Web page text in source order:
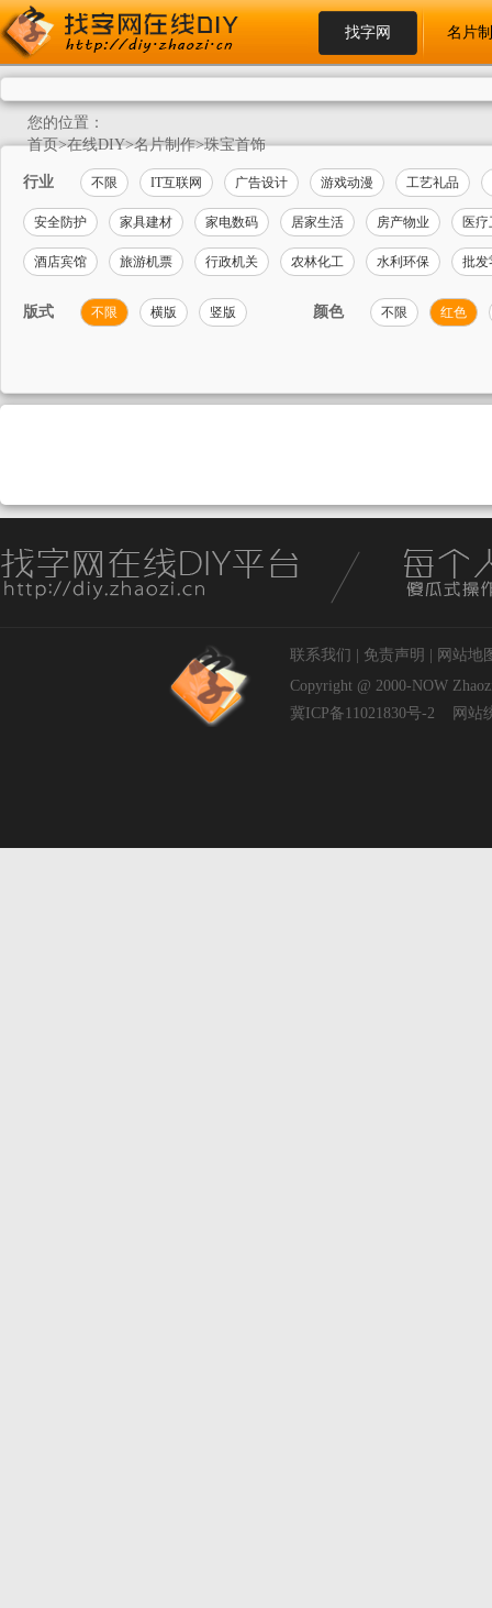
找字网 名片
您的位置：
首页>在线DIY>名片制作>珠宝首饰
行业 不限 IT互联网 广告设计 游戏动漫 工艺礼品
安全防护 家具建材 家电数码 居家生活 房产物业 医
酒店宾馆 旅游机票 行政机关 农林化工 水利环保 批发
版式 不限 横版 竖版 颜色 不限 红色
联系我们 免责声明
网站地
Copyright @ 2000-NOW
冀ICP备11021830号-2
网站